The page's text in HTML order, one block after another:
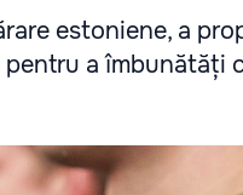
estoniene, a
a îmbunătăți